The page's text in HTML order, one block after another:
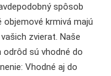
spôsob
objemové krmivá majú
zvierat. Naše
sú vhodné do
Vhodné aj do